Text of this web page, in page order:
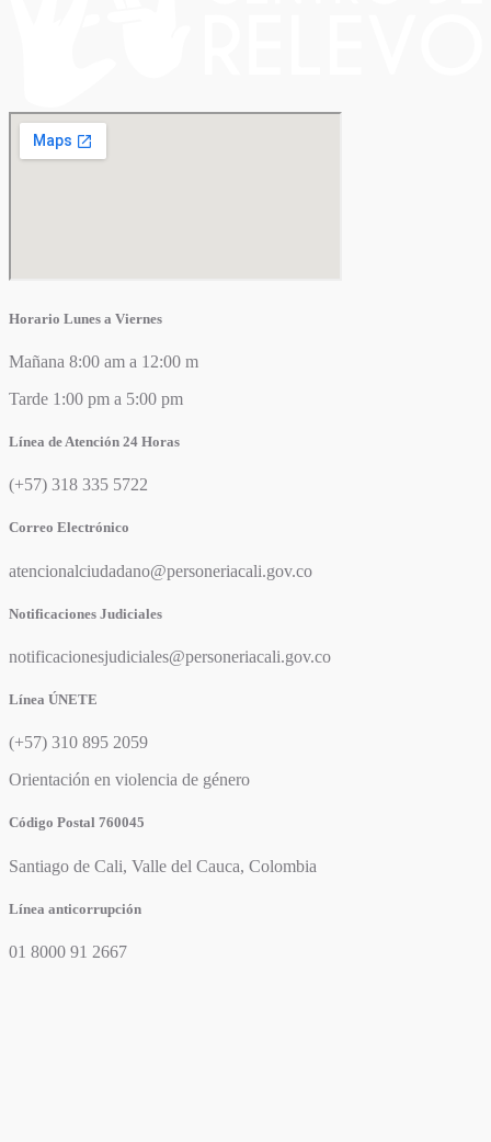
Horario Lunes a Viernes
Mañana 8:00 am a 12:00 m
Tarde 1:00 pm a 5:00 pm
Línea de Atención 24 Horas
(+57) 318 335 5722
Correo Electrónico
atencionalciudadano@personeriacali.gov.co
Notificaciones Judiciales
notificacionesjudiciales@personeriacali.gov.co
Línea ÚNETE
(+57) 310 895 2059
Orientación en violencia de género
Código Postal 760045
Santiago de Cali, Valle del Cauca, Colombia
Línea anticorrupción
01 8000 91 2667